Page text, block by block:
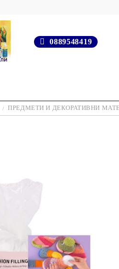
0889548419
ПРЕДМЕТИ И ДЕКОРАТИВНИ